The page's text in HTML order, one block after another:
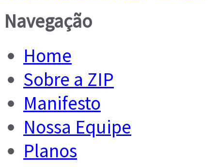
Navegação
Home
Sobre a ZIP
Manifesto
Nossa Equipe
Planos